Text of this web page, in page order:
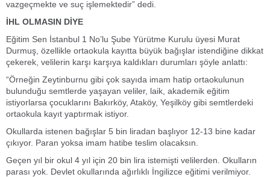
vazgeçmekte ve suç işlemektedir” dedi.
İHL OLMASIN DİYE
Eğitim Sen İstanbul 1 No’lu Şube Yürütme Kurulu üyesi Murat
Durmuş, özellikle ortaokula kayıtta büyük bağışlar istendiğine dikkat
çekerek, velilerin karşı karşıya kaldıkları durumları şöyle anlattı:
“Örneğin Zeytinburnu gibi çok sayıda imam hatip ortaokulunun
bulunduğu semtlerde yaşayan veliler, laik, akademik eğitim
istiyorlarsa çocuklarını Bakırköy, Ataköy, Yeşilköy gibi semtlerdeki
ortaokula kayıt yaptırmak istiyor.
Okullarda istenen bağışlar 5 bin liradan başlıyor 12-13 bine kadar
çıkıyor. Paran yoksa imam hatibe teslim olacaksın.
Geçen yıl bir okul 4 yıl için 20 bin lira istemişti velilerden. Okulların
parası yok. Devlet okullarında ağırlıklı İngilizce eğitimi verilmiyor.